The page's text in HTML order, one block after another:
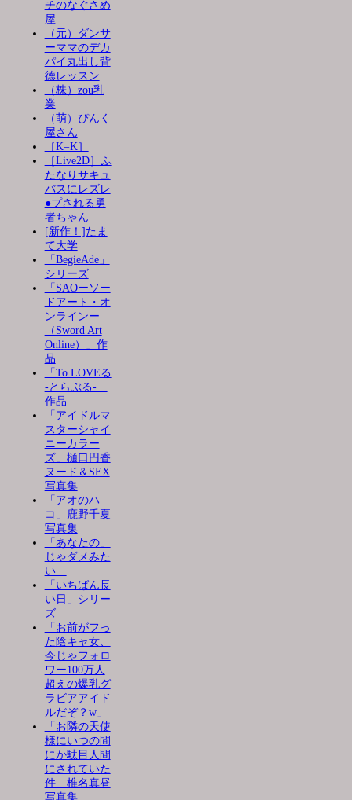
チのなぐさめ
屋
（元）ダンサ
ーママのデカ
パイ丸出し背
徳レッスン
（株）zou乳
業
（萌）ぴんく
屋さん
［K=K］
［Live2D］ふ
たなりサキュ
バスにレズレ
●プされる勇
者ちゃん
[新作！]たま
て大学
「BegieAde」
シリーズ
「SAOーソー
ドアート・オ
ンラインー
（Sword Art
Online）」作
品
「To LOVEる
-とらぶる-」
作品
「アイドルマ
スターシャイ
ニーカラー
ズ」樋口円香
ヌード＆SEX
写真集
「アオのハ
コ」鹿野千夏
写真集
「あなたの」
じゃダメみた
い…
「いちばん長
い日」シリー
ズ
「お前がフっ
た陰キャ女、
今じゃフォロ
ワー100万人
超えの爆乳グ
ラビアアイド
ルだぞ？w」
「お隣の天使
様にいつの間
にか駄目人間
にされていた
件」椎名真昼
写真集